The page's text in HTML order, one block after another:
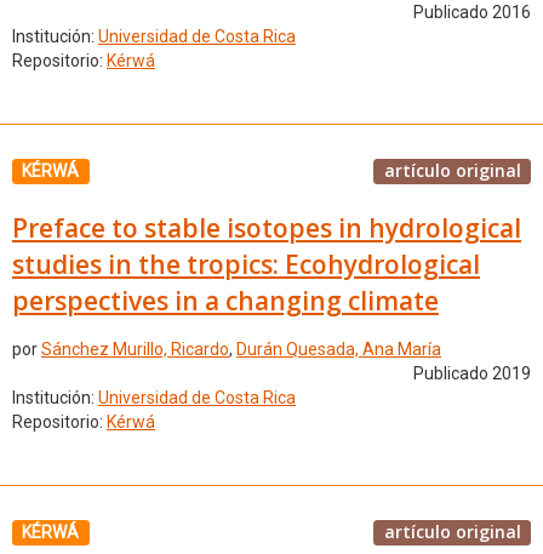
Publicado 2016
Institución: Universidad de Costa Rica
Repositorio: Kérwá
KÉRWÁ artículo original
Preface to stable isotopes in hydrological
studies in the tropics: Ecohydrological
perspectives in a changing climate
porSánchez Murillo, Ricardo, Durán Quesada, Ana María
Publicado 2019
Institución: Universidad de Costa Rica
Repositorio: Kérwá
KÉRWÁ artículo original